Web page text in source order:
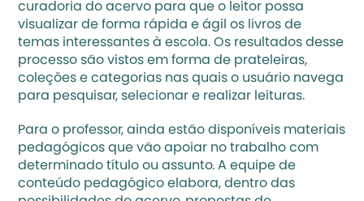
curadoria do acervo para que o leitor possa
visualizar de forma rápida e ágil os livros de
temas interessantes à escola. Os resultados desse
processo são vistos em forma de prateleiras,
coleções e categorias nas quais o usuário navega
para pesquisar, selecionar e realizar leituras.
Para o professor, ainda estão disponíveis materiais
pedagógicos que vão apoiar no trabalho com
determinado título ou assunto. A equipe de
conteúdo pedagógico elabora, dentro das